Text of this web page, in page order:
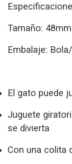
Tamaño: 48mm
Embalaje:
El gato puede
Juguete
se divierta
Con una colita